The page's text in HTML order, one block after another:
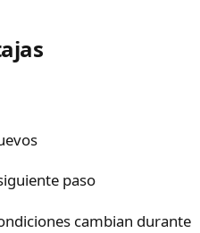
paso
cambian durante